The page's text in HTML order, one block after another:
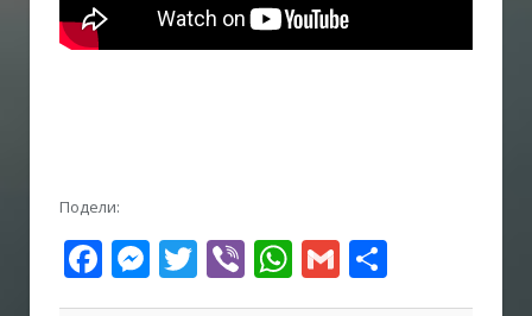
Подели:
Facebook
Messenger
Twitter
ViberWhatsApp
Gmail